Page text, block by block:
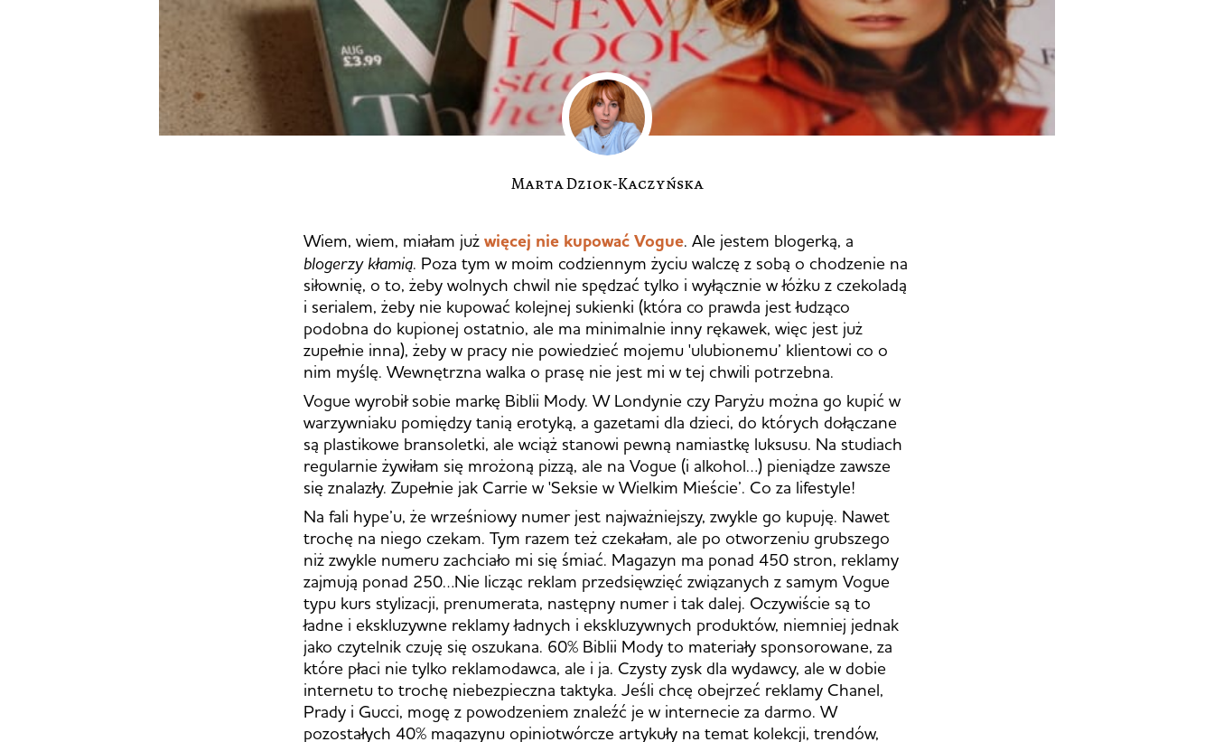
Marta Dziok-Kaczyńska
Wiem, wiem, miałam już więcej nie kupować Vogue. Ale jestem blogerką, a
blogerzy kłamią. Poza tym w moim codziennym życiu walczę z sobą o chodzenie na
siłownię, o to, żeby wolnych chwil nie spędzać tylko i wyłącznie w łóżku z czekoladą
i serialem, żeby nie kupować kolejnej sukienki (która co prawda jest łudząco
podobna do kupionej ostatnio, ale ma minimalnie inny rękawek, więc jest już
zupełnie inna), żeby w pracy nie powiedzieć mojemu 'ulubionemu’ klientowi co o
nim myślę. Wewnętrzna walka o prasę nie jest mi w tej chwili potrzebna.
Vogue wyrobił sobie markę Biblii Mody. W Londynie czy Paryżu można go kupić w
warzywniaku pomiędzy tanią erotyką, a gazetami dla dzieci, do których dołączane
są plastikowe bransoletki, ale wciąż stanowi pewną namiastkę luksusu. Na studiach
regularnie żywiłam się mrożoną pizzą, ale na Vogue (i alkohol…) pieniądze zawsze
się znalazły. Zupełnie jak Carrie w 'Seksie w Wielkim Mieście’. Co za lifestyle!
Na fali hype’u, że wrześniowy numer jest najważniejszy, zwykle go kupuję. Nawet
trochę na niego czekam. Tym razem też czekałam, ale po otworzeniu grubszego
niż zwykle numeru zachciało mi się śmiać. Magazyn ma ponad 450 stron, reklamy
zajmują ponad 250…Nie licząc reklam przedsięwzięć związanych z samym Vogue
typu kurs stylizacji, prenumerata, następny numer i tak dalej. Oczywiście są to
ładne i ekskluzywne reklamy ładnych i ekskluzywnych produktów, niemniej jednak
jako czytelnik czuję się oszukana. 60% Biblii Mody to materiały sponsorowane, za
które płaci nie tylko reklamodawca, ale i ja. Czysty zysk dla wydawcy, ale w dobie
internetu to trochę niebezpieczna taktyka. Jeśli chcę obejrzeć reklamy Chanel,
Prady i Gucci, mogę z powodzeniem znaleźć je w internecie za darmo. W
pozostałych 40% magazynu opiniotwórcze artykuły na temat kolekcji, trendów,